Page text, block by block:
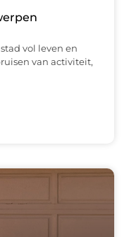
vol leven en
van activiteit,